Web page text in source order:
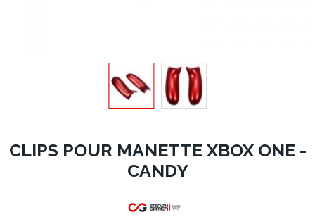
CLIPS POUR MANETTE XBOX ONE -
CANDY